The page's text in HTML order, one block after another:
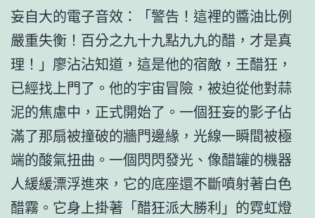
妄自大的電子音效：「警告！這裡的醬油比例
嚴重失衡！百分之九十九點九九的醋，才是真
理！」廖沾沾知道，這是他的宿敵，王醋狂，
已經找上門了。他的宇宙冒險，被迫從他對蒜
泥的焦慮中，正式開始了。一個狂妄的影子佔
滿了那扇被撞破的牆門邊緣，光線一瞬間被極
端的酸氣扭曲。一個閃閃發光、像醋罐的機器
人緩緩漂浮進來，它的底座還不斷噴射著白色
醋霧。它身上掛著「醋狂派大勝利」的霓虹燈